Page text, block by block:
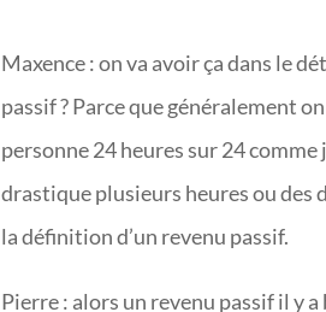
Maxence : on va avoir ça dans le
passif ? Parce que généralement
personne 24 heures sur 24
drastique plusieurs heures ou des
la définition d’un revenu passif.
Pierre : alors un revenu passif il y